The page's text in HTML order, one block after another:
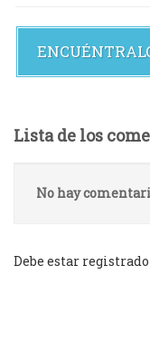
Lista de los
No hay
Debe estar